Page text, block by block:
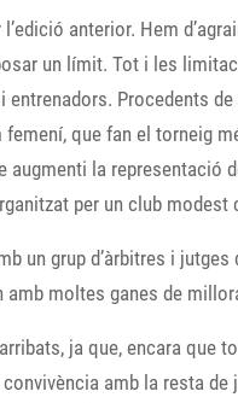
anterior. Hem
un límit. Tot i les
entrenadors. Procedents
femení, que fan el torneig
la representació
per un club modest
un grup d’àrbitres i
amb moltes ganes de
ja que, encara que
amb la resta